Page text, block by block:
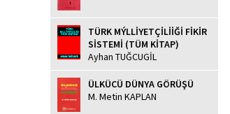
TÜRK MÝLLİYETÇİLİİĞİ FİKİR
SİSTEMİ (TÜM KİTAP)
Ayhan TUĞCUGİL
ÜLKÜCÜ DÜNYA GÖRÜŞÜ
M. Metin KAPLAN